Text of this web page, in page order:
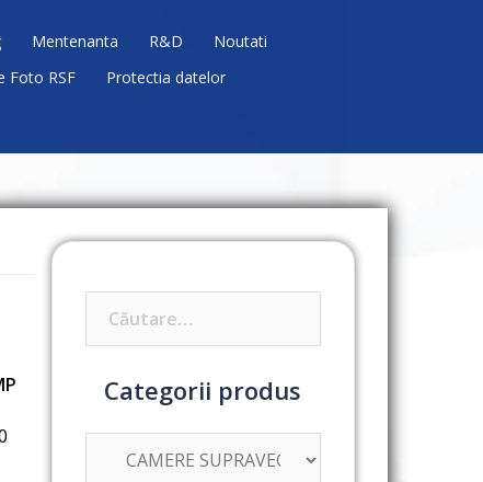
Mentenanta R&D
Noutati
Foto RSF
Protectia datelor
Categorii produs